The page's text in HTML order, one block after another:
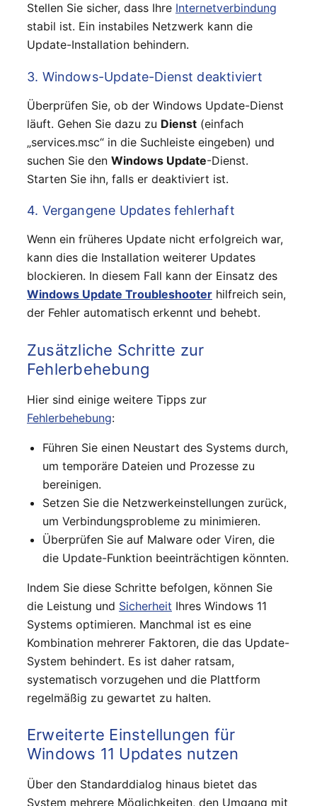
Stellen Sie sicher, dass Ihre Internetverbindung
stabil ist. Ein instabiles Netzwerk kann die
Update-Installation behindern.
3. Windows-Update-Dienst deaktiviert
Überprüfen Sie, ob der Windows Update-Dienst
läuft. Gehen Sie dazu zu Dienst (einfach
„services.msc“ in die Suchleiste eingeben) und
suchen Sie den Windows Update-Dienst.
Starten Sie ihn, falls er deaktiviert ist.
4. Vergangene Updates fehlerhaft
Wenn ein früheres Update nicht erfolgreich war,
kann dies die Installation weiterer Updates
blockieren. In diesem Fall kann der Einsatz des
Windows Update Troubleshooter hilfreich sein,
der Fehler automatisch erkennt und behebt.
Zusätzliche Schritte zur
Fehlerbehebung
Hier sind einige weitere Tipps zur
Fehlerbehebung:
Führen Sie einen Neustart des Systems durch,
um temporäre Dateien und Prozesse zu
bereinigen.
Setzen Sie die Netzwerkeinstellungen zurück,
um Verbindungsprobleme zu minimieren.
Überprüfen Sie auf Malware oder Viren, die
die Update-Funktion beeinträchtigen könnten.
Indem Sie diese Schritte befolgen, können Sie
die Leistung und Sicherheit Ihres Windows 11
Systems optimieren. Manchmal ist es eine
Kombination mehrerer Faktoren, die das Update-
System behindert. Es ist daher ratsam,
systematisch vorzugehen und die Plattform
regelmäßig zu gewartet zu halten.
Erweiterte Einstellungen für
Windows 11 Updates nutzen
Über den Standarddialog hinaus bietet das
System mehrere Möglichkeiten, den Umgang mit